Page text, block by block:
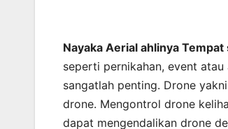
Nayaka Aerial ahlinya
seperti pernikahan, event
sangatlah penting. Drone
drone. Mengontrol drone
dapat mengendalikan drone